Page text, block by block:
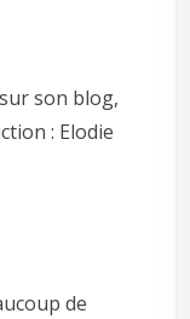
son blog,
: Elodie
de